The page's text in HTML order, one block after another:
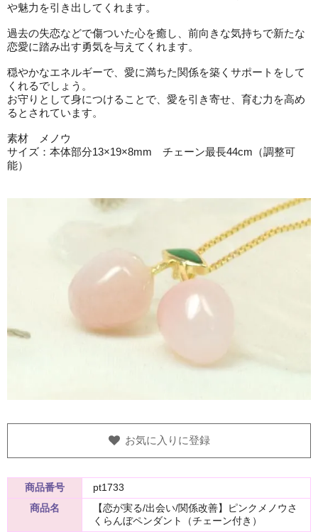
や魅力を引き出してくれます。
過去の失恋などで傷ついた心を癒し、前向きな気持ちで新たな
恋愛に踏み出す勇気を与えてくれます。
穏やかなエネルギーで、愛に満ちた関係を築くサポートをして
くれるでしょう。
お守りとして身につけることで、愛を引き寄せ、育む力を高め
るとされています。
素材 メノウ
サイズ：本体部分13×19×8mm チェーン最長44cm（調整可
能）
お気に入りに登録
商品番号
pt1733
商品名
【恋が実る/出会い/関係改善】ピンクメノウさ
くらんぼペンダント（チェーン付き）